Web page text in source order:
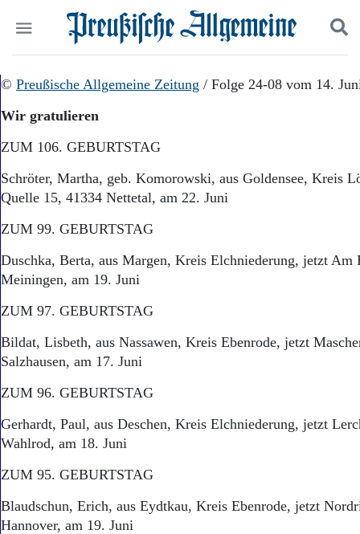
Wer wir sind
Aktuelle Ausgabe
Abonnent werden
Archiv
Politik
Gesellschaft
Geschichte
Ostpreußen
Pommern
Schlesien
Danzig und Westpreußen
Impressum
Datenschutz
Suchen und finden
© Preußische Allgemeine Zeitung / Folge 24-08 vom 14.
Wir gratulieren
ZUM 106. GEBURTSTAG
Schröter, Martha, geb. Komorowski, aus Goldensee, Kreis
Quelle 15, 41334 Nettetal, am 22. Juni
ZUM 99. GEBURTSTAG
Duschka, Berta, aus Margen, Kreis Elchniederung, jetzt Am
Meiningen, am 19. Juni
ZUM 97. GEBURTSTAG
Bildat, Lisbeth, aus Nassawen, Kreis Ebenrode, jetzt
Salzhausen, am 17. Juni
ZUM 96. GEBURTSTAG
Gerhardt, Paul, aus Deschen, Kreis Elchniederung, jetzt
Wahlrod, am 18. Juni
ZUM 95. GEBURTSTAG
Blaudschun, Erich, aus Eydtkau, Kreis Ebenrode, jetzt
Hannover, am 19. Juni